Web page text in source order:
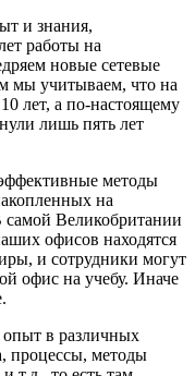
и знания,
работы на
новые сетевые
мы учитываем, что на
лет, а по-настоящему
лишь пять лет
методы
на
самой Великобритании
офисов находятся
и сотрудники могут
офис на учебу. Иначе
в различных
процессы, методы